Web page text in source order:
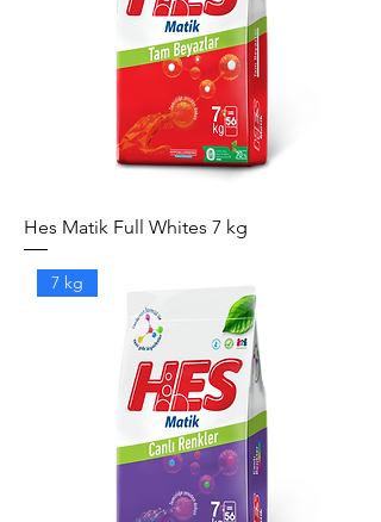
Hes Matik Full Whites 7 kg
7 kg